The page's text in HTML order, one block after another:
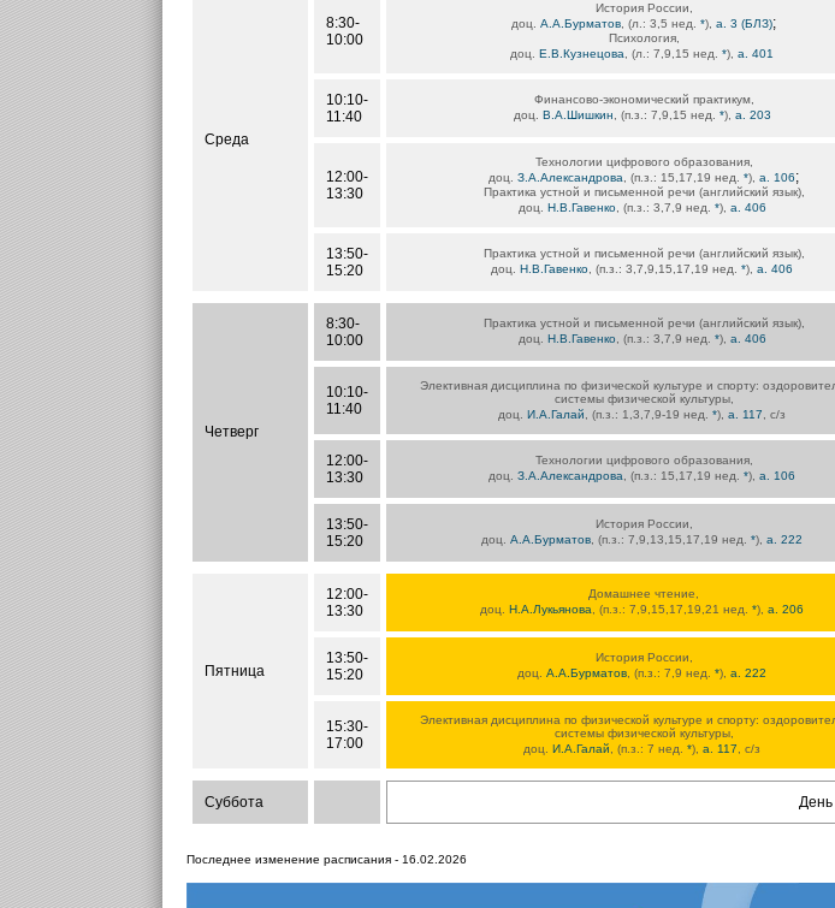
Среда
8:30-
10:00
История России,
доц. А.А.Бурматов , (л.: 3,5 нед. *), а. 3 (БЛЗ);
Психология,
доц. Е.В.Кузнецова , (л.: 7,9,15 нед. *), а. 401
10:10-
11:40
Финансово-экономический практикум,
доц. В.А.Шишкин , (п.з.: 7,9,15 нед. *), а. 203
12:00-
13:30
Технологии цифрового образования,
доц. З.А.Александрова , (п.з.: 15,17,19 нед. *), а. 106;
Практика устной и письменной речи (английский язык),
доц. Н.В.Гавенко, (п.з.: 3,7,9 нед. *), а. 406
13:50-
15:20
Практика устной и письменной речи (английский язык),
доц. Н.В.Гавенко , (п.з.: 3,7,9,15,17,19 нед. *), а. 406
Четверг
8:30-
10:00
Практика устной и письменной речи (английский язык),
доц. Н.В.Гавенко , (п.з.: 3,7,9 нед. *), а. 406
10:10-
11:40
Элективная дисциплина по физической культуре и спорту:
системы физической культуры,
доц. И.А.Галай , (п.з.: 1,3,7,9-19 нед. *), а. 117 , с/з
12:00-
13:30
Технологии цифрового образования,
доц. З.А.Александрова , (п.з.: 15,17,19 нед. *), а. 106
13:50-
15:20
История России,
доц. А.А.Бурматов , (п.з.: 7,9,13,15,17,19 нед. *), а. 222
Пятница
12:00-
13:30
Домашнее чтение,
доц. Н.А.Лукьянова , (п.з.: 7,9,15,17,19,21 нед. *), а. 206
13:50-
15:20
История России,
доц. А.А.Бурматов , (п.з.: 7,9 нед. *), а. 222
15:30-
17:00
Элективная дисциплина по физической культуре и спорту:
системы физической культуры,
доц. И.А.Галай , (п.з.: 7 нед. *), а. 117 , с/з
Суббота День
Последнее изменение расписания - 16.02.2026